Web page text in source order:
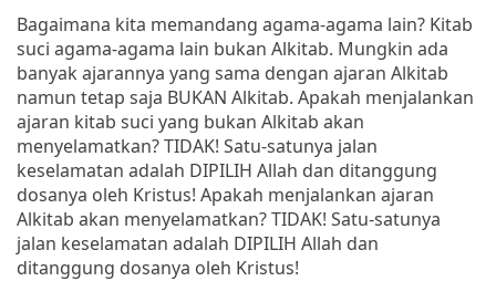
Bagaimana kita memandang agama-agama lain? Kitab
suci agama-agama lain bukan Alkitab. Mungkin ada
banyak ajarannya yang sama dengan ajaran Alkitab
namun tetap saja BUKAN Alkitab. Apakah menjalankan
ajaran kitab suci yang bukan Alkitab akan
menyelamatkan? TIDAK! Satu-satunya jalan
keselamatan adalah DIPILIH Allah dan ditanggung
dosanya oleh Kristus! Apakah menjalankan ajaran
Alkitab akan menyelamatkan? TIDAK! Satu-satunya
jalan keselamatan adalah DIPILIH Allah dan
ditanggung dosanya oleh Kristus!